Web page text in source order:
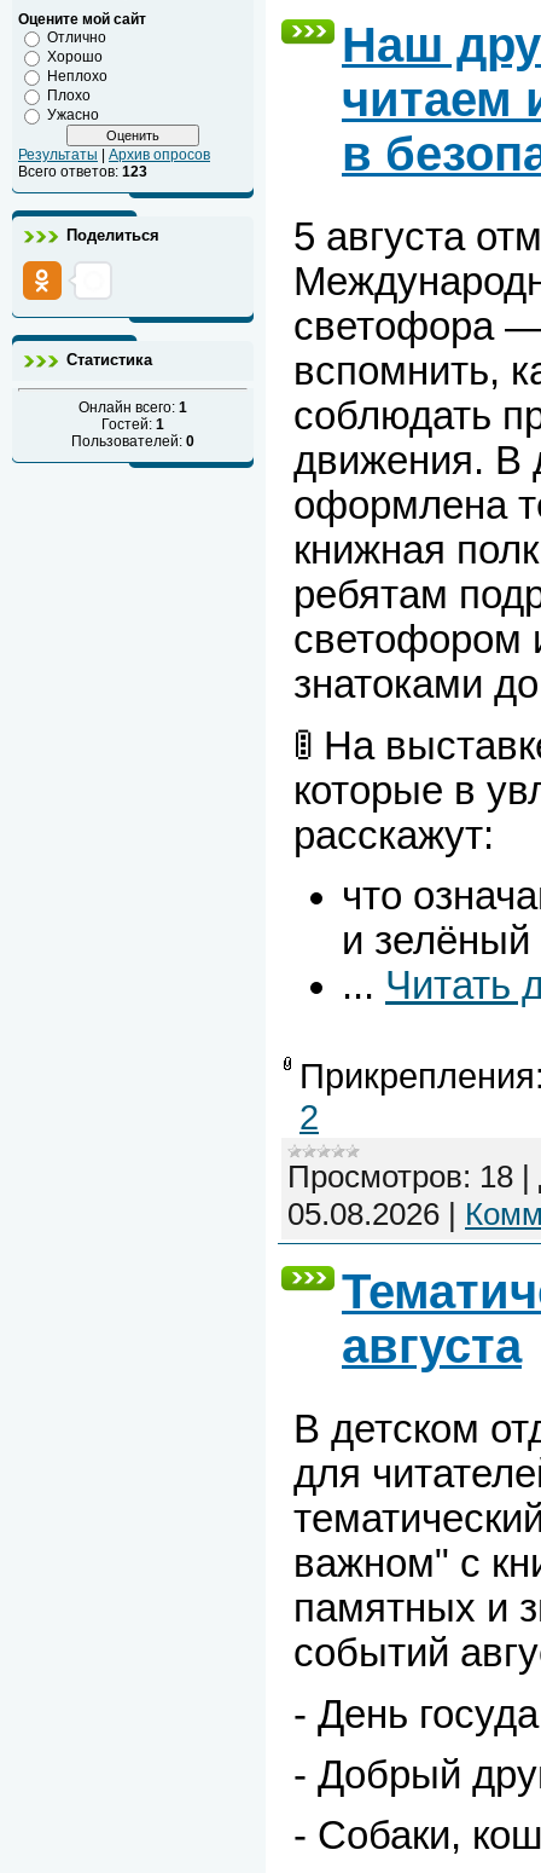
Оцените мой сайт
Отлично
Хорошо
Неплохо
Плохо
Ужасно
Результаты
Архив опросов
Всего ответов: 123
Поделиться
Статистика
Онлайн всего: 1
Гостей: 1
Пользователей: 0
Наш
читаем
в
5 августа
светофора
вспомнить,
соблюдать
движения. В
оформлена
книжная
ребятам
светофором
знатоками
🚦 На
которые в
расскажут:
что
и
... Читать
2
Просмотров: 18 |
05.08.2026 |
августа
В детском
для
важном" с
памятных и
событий
- День
- Добрый
- Собаки,